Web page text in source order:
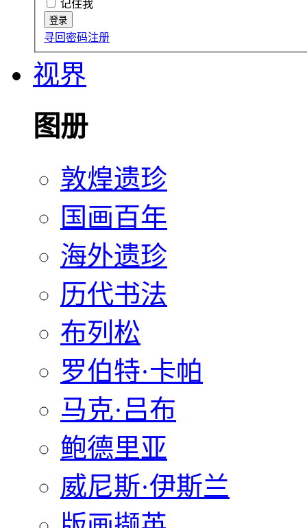
记住我
寻回密码注册
视界
图册
敦煌遗珍
国画百年
海外遗珍
历代书法
布列松
罗伯特·卡帕
马克·吕布
鲍德里亚
威尼斯·伊斯兰